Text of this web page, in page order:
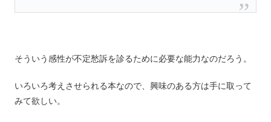
そういう感性が不定愁訴を診るために必要な能力なのだろう。
いろいろ考えさせられる本なので、興味のある方は手に取って
みて欲しい。